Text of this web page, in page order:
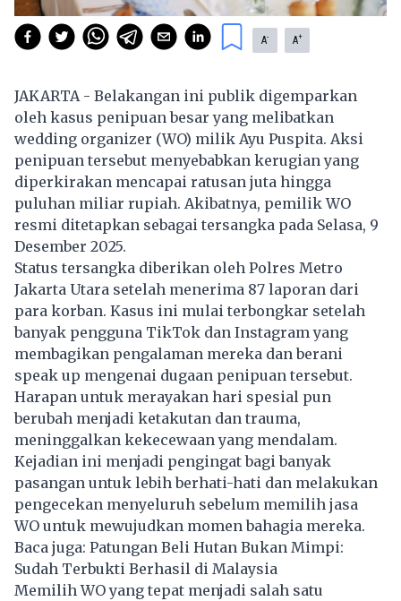
A- A+
JAKARTA - Belakangan ini publik digemparkan
oleh kasus penipuan besar yang melibatkan
wedding organizer (WO) milik Ayu Puspita. Aksi
penipuan tersebut menyebabkan kerugian yang
diperkirakan mencapai ratusan juta hingga
puluhan miliar rupiah. Akibatnya, pemilik WO
resmi ditetapkan sebagai tersangka pada Selasa, 9
Desember 2025.
Status tersangka diberikan oleh Polres Metro
Jakarta Utara setelah menerima 87 laporan dari
para korban. Kasus ini mulai terbongkar setelah
banyak pengguna TikTok dan Instagram yang
membagikan pengalaman mereka dan berani
speak up mengenai dugaan penipuan tersebut.
Harapan untuk merayakan hari spesial pun
berubah menjadi ketakutan dan trauma,
meninggalkan kekecewaan yang mendalam.
Kejadian ini menjadi pengingat bagi banyak
pasangan untuk lebih berhati-hati dan melakukan
pengecekan menyeluruh sebelum memilih jasa
WO untuk mewujudkan momen bahagia mereka.
Baca juga: Patungan Beli Hutan Bukan Mimpi:
Sudah Terbukti Berhasil di Malaysia
Memilih WO yang tepat menjadi salah satu